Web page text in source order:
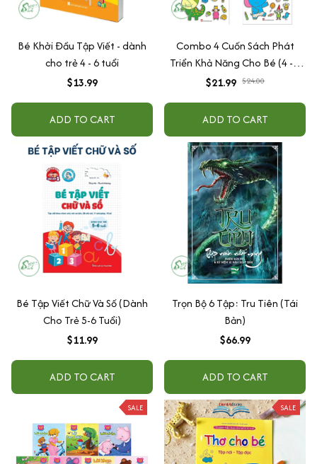
Bé Khởi Đầu Tập Viết - dành
cho trẻ 4 - 6 tuổi
$13.99
ADD TO CART
Combo 4 Cuốn Sách Phát
Triển Khả Năng Cho Bé (4 - 6
Tuổi): Sáng Tạo + Tư Duy +
$21.99 $24.00
ADD TO CART
Bé Tập Viết Chữ Và Số (Dành
Cho Trẻ 5-6 Tuổi)
$11.99
ADD TO CART
Trọn Bộ 6 Tập: Tru Tiên (Tái
Bản)
$66.99
ADD TO CART
SALE SALE